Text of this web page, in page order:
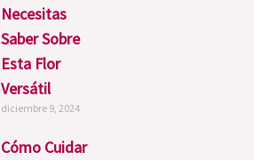
Necesitas
Saber Sobre
Esta Flor
Versátil
diciembre 9, 2024
Cómo Cuidar